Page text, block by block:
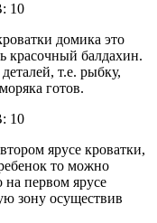
домика это
красочный балдахин.
т.е. рыбку,
готов.
ярусе кроватки,
то можно
на первом ярусе
зону осуществив